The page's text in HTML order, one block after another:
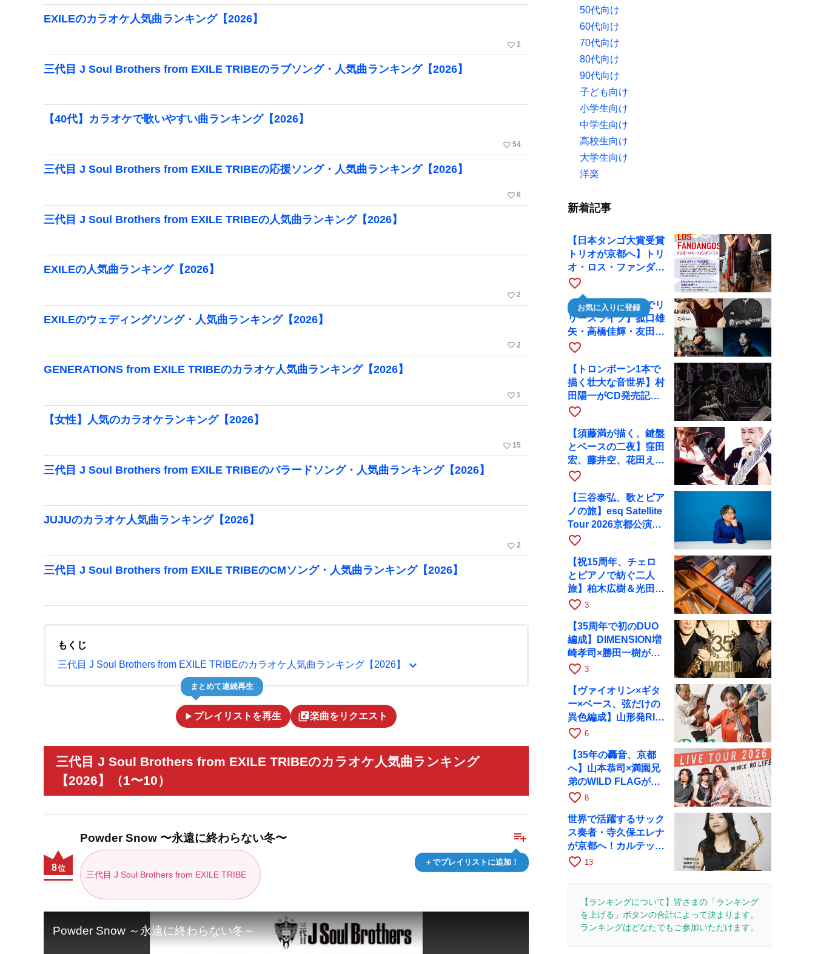
EXILEのカラオケ人気曲ランキング【2026】
favorite_border 1
三代目 J Soul Brothers from EXILE TRIBEのラブソング・人気曲ランキング【2026】
【40代】カラオケで歌いやすい曲ランキング【2026】
favorite_border 54
三代目 J Soul Brothers from EXILE TRIBEの応援ソング・人気曲ランキング【2026】
favorite_border 6
三代目 J Soul Brothers from EXILE TRIBEの人気曲ランキング【2026】
EXILEの人気曲ランキング【2026】
favorite_border 2
EXILEのウェディングソング・人気曲ランキング【2026】
favorite_border 2
GENERATIONS from EXILE TRIBEのカラオケ人気曲ランキング【2026】
favorite_border 1
【女性】人気のカラオケランキング【2026】
favorite_border 15
三代目 J Soul Brothers from EXILE TRIBEのバラードソング・人気曲ランキング【2026】
JUJUのカラオケ人気曲ランキング【2026】
favorite_border 2
三代目 J Soul Brothers from EXILE TRIBEのCMソング・人気曲ランキング【2026】
もくじ
三代目 J Soul Brothers from EXILE TRIBEのカラオケ人気曲ランキング【2026】
expand_more
play_arrow プレイリストを再生
まとめて連続再生
library_music楽曲をリクエスト
三代目 J Soul Brothers from EXILE TRIBEのカラオケ人気曲ランキング
【2026】（1〜10）
playlist_add
＋でプレイリストに追加！
Powder Snow 〜永遠に終わらない冬〜
三代目 J Soul Brothers from EXILE TRIBE
8位
Powder Snow ～永遠に終わらない冬～
50代向け
60代向け
70代向け
80代向け
90代向け
子ども向け
小学生向け
中学生向け
高校生向け
大学生向け
洋楽
新着記事
【日本タンゴ大賞受賞
トリオが京都へ】トリ
オ・ロス・ファンダン
ゴスが10月9日にRAG
で公演
favorite_border
お気に入りに登録
【川口千里、京都でリ
リースライブ】菰口雄
矢・高橋佳輝・友田ジ
ュンと9月28日にRAG
favorite_border
【トロンボーン1本で
描く壮大な音世界】村
田陽一がCD発売記念
ツアーで9月4日に京
favorite_border
【須藤満が描く、鍵盤
とベースの二夜】窪田
宏、藤井空、花田えみ
と京都RAGで共演
favorite_border
【三谷泰弘、歌とピア
ノの旅】esq Satellite
Tour 2026京都公演を
10月に開催
favorite_border
【祝15周年、チェロ
とピアノで紡ぐ二人
旅】柏木広樹＆光田健
一が11月12日に京都
favorite_border 3
【35周年で初のDUO
編成】DIMENSION増
崎孝司×勝田一樹が10
月11日に京都RAGへ
favorite_border 3
【ヴァイオリン×ギタ
ー×ベース、弦だけの
異色編成】山形発RIM
が初全国ツアーで8月
favorite_border 6
【35年の轟音、京都
へ】山本恭司×満園兄
弟のWILD FLAGが8
月6日にRAGでライブ
favorite_border 8
世界で活躍するサック
ス奏者・寺久保エレナ
が京都へ！カルテッ
ト・ツアー京都公演を
favorite_border 13
【ランキングについて】皆さまの「ランキング
を上げる」ボタンの合計によって決まります。
ランキングはどなたでもご参加いただけます。